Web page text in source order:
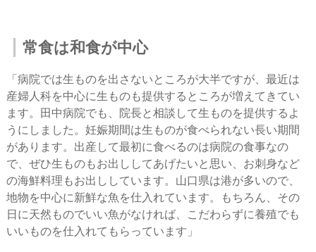
常食は和食が中心
「病院では生ものを出さないところが大半ですが、最近は
産婦人科を中心に生ものも提供するところが増えてきてい
ます。田中病院でも、院長と相談して生ものを提供するよ
うにしました。妊娠期間は生ものが食べられない長い期間
があります。出産して最初に食べるのは病院の食事なの
で、ぜひ生ものもお出ししてあげたいと思い、お刺身など
の海鮮料理もお出ししています。山口県は港が多いので、
地物を中心に新鮮な魚を仕入れています。もちろん、その
日に天然ものでいい魚がなければ、こだわらずに養殖でも
いいものを仕入れてもらっています」